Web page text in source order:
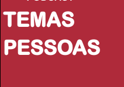
TEMAS
PESSOAS